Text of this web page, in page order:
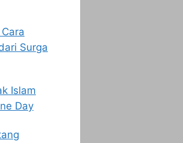
Surga
Islam
Day